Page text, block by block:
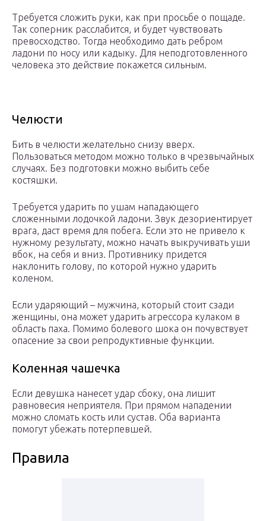
Требуется сложить руки, как при просьбе о пощаде.
Так соперник расслабится, и будет чувствовать
превосходство. Тогда необходимо дать ребром
ладони по носу или кадыку. Для неподготовленного
человека это действие покажется сильным.
Челюсти
Бить в челюсти желательно снизу вверх.
Пользоваться методом можно только в чрезвычайных
случаях. Без подготовки можно выбить себе
костяшки.
Требуется ударить по ушам нападающего
сложенными лодочкой ладони. Звук дезориентирует
врага, даст время для побега. Если это не привело к
нужному результату, можно начать выкручивать уши
вбок, на себя и вниз. Противнику придется
наклонить голову, по которой нужно ударить
коленом.
Если ударяющий – мужчина, который стоит сзади
женщины, она может ударить агрессора кулаком в
область паха. Помимо болевого шока он почувствует
опасение за свои репродуктивные функции.
Коленная чашечка
Если девушка нанесет удар сбоку, она лишит
равновесия неприятеля. При прямом нападении
можно сломать кость или сустав. Оба варианта
помогут убежать потерпевшей.
Правила